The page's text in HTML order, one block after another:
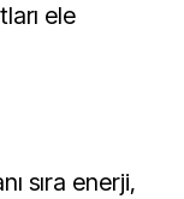
ele
sıra enerji,